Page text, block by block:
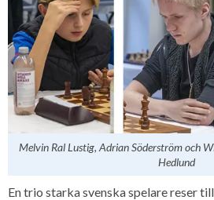
Melvin Ral Lustig, Adrian Söderström och
Hedlund
En trio starka svenska spelare reser